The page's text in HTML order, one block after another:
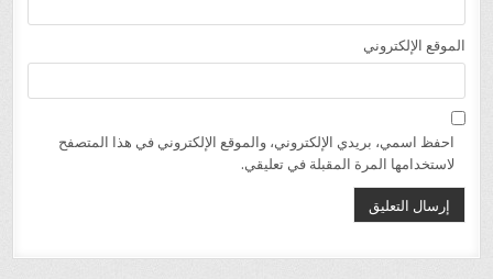
الموقع الإلكتروني
احفظ اسمي، بريدي الإلكتروني، والموقع الإلكتروني في هذا المتصفح
لاستخدامها المرة المقبلة في تعليقي.